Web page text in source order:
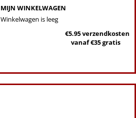
MIJN WINKELWAGEN
Winkelwagen is leeg
€5.95 verzendkosten
vanaf €35 gratis